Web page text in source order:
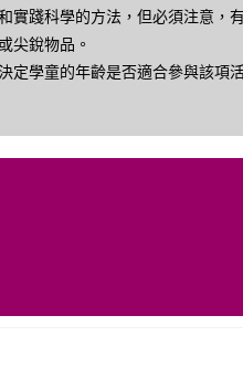
實踐科學的方法，但必須注意，
尖銳物品。
定學童的年齡是否適合參與該項活